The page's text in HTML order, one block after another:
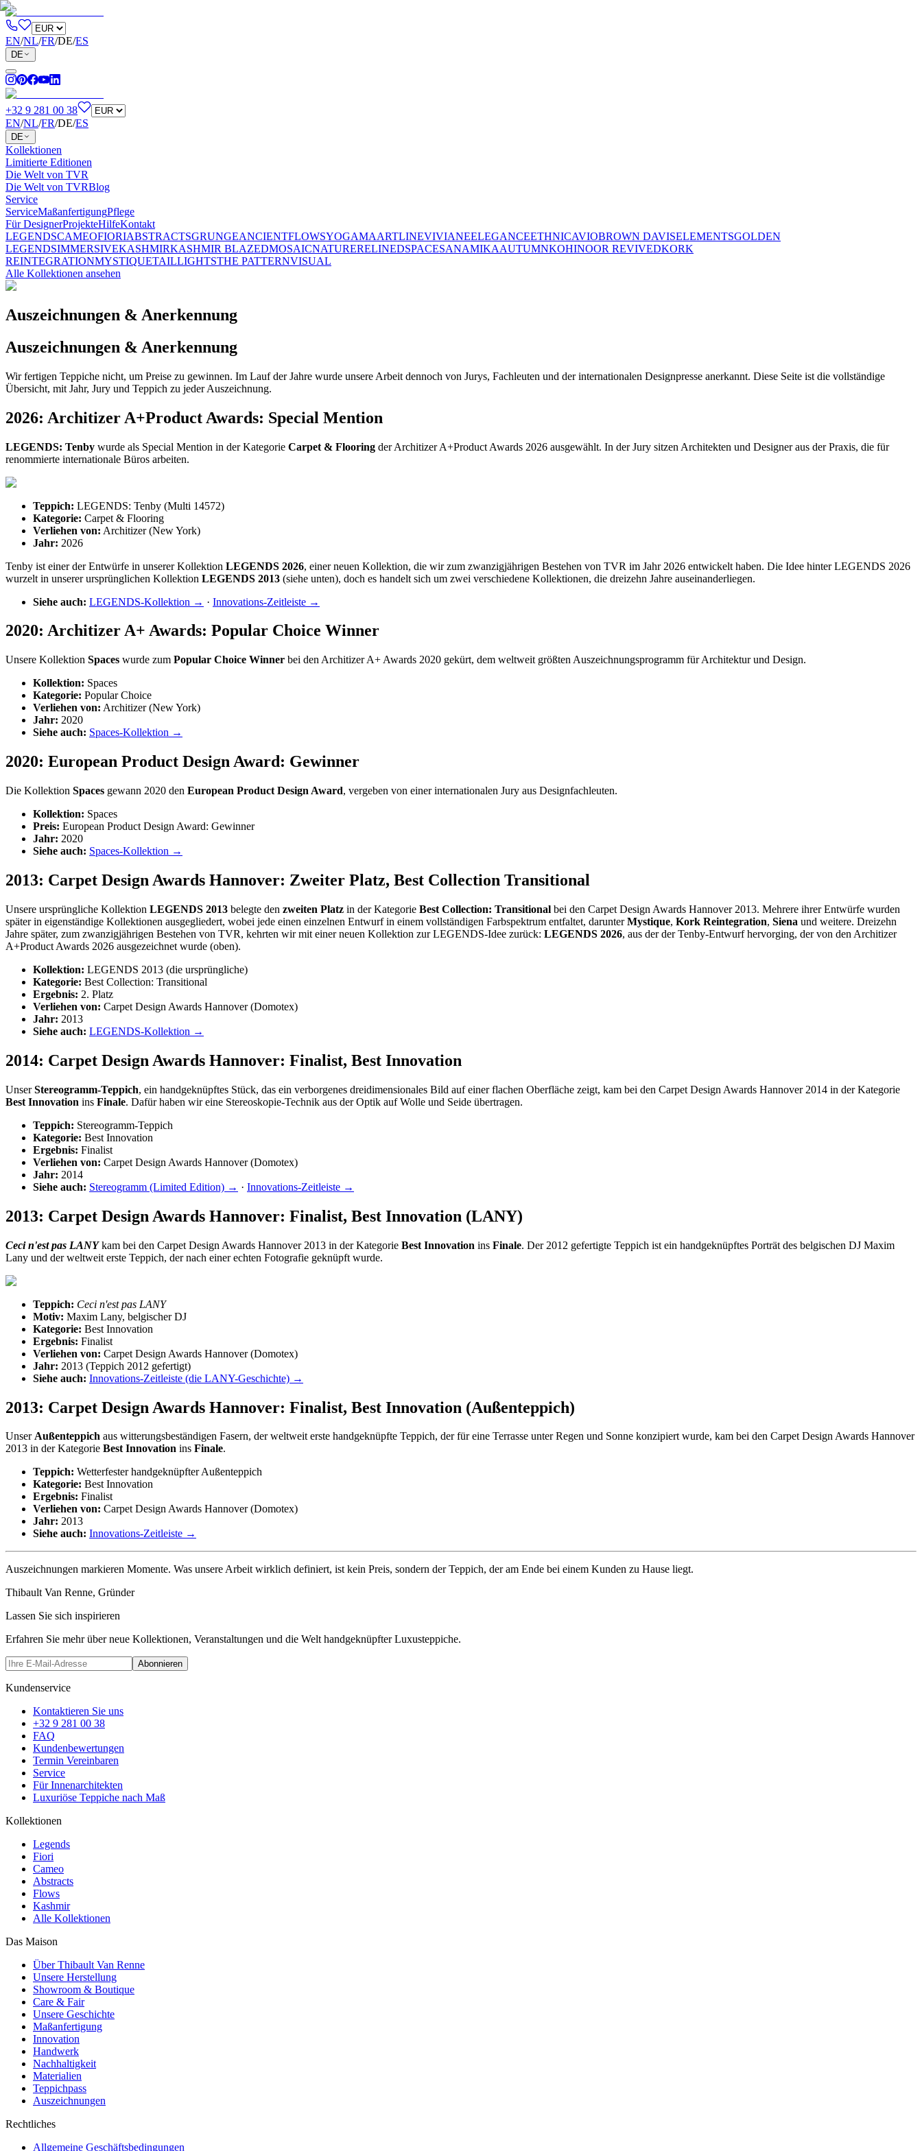
EN/NL/FR/DE/ES
DE
+32 9 281 00 38
EN/NL/FR/DE/ES
DE
Kollektionen
Limitierte Editionen
Die Welt von TVR
Die Welt von TVRBlog
Service
ServiceMaßanfertigungPflege
Für DesignerProjekteHilfeKontakt
LEGENDSCAMEOFIORIABSTRACTSGRUNGEANCIENTFLOWSYOGAMAARTLINEVIVIANEELEGANCEETHNICAVIOBROWN DAVISELEMENTSGOLDEN
LEGENDSIMMERSIVEKASHMIRKASHMIR BLAZEDMOSAICNATURERELINEDSPACESANAMIKAAUTUMNKOHINOOR REVIVEDKORK
REINTEGRATIONMYSTIQUETAILLIGHTSTHE PATTERNVISUAL
Alle Kollektionen ansehen
Auszeichnungen & Anerkennung
Auszeichnungen & Anerkennung
Wir fertigen Teppiche nicht, um Preise zu gewinnen. Im Lauf der Jahre wurde unsere Arbeit dennoch von Jurys, Fachleuten und der internationalen Designpresse anerkannt. Diese Seite ist die vollständige
Übersicht, mit Jahr, Jury und Teppich zu jeder Auszeichnung.
2026: Architizer A+Product Awards: Special Mention
LEGENDS: Tenby wurde als Special Mention in der Kategorie Carpet & Flooring der Architizer A+Product Awards 2026 ausgewählt. In der Jury sitzen Architekten und Designer aus der Praxis, die für
renommierte internationale Büros arbeiten.
Teppich: LEGENDS: Tenby (Multi 14572)
Kategorie: Carpet & Flooring
Verliehen von: Architizer (New York)
Jahr: 2026
Tenby ist einer der Entwürfe in unserer Kollektion LEGENDS 2026, einer neuen Kollektion, die wir zum zwanzigjährigen Bestehen von TVR im Jahr 2026 entwickelt haben. Die Idee hinter LEGENDS 2026
wurzelt in unserer ursprünglichen Kollektion LEGENDS 2013 (siehe unten), doch es handelt sich um zwei verschiedene Kollektionen, die dreizehn Jahre auseinanderliegen.
Siehe auch: LEGENDS-Kollektion → · Innovations-Zeitleiste →
2020: Architizer A+ Awards: Popular Choice Winner
Unsere Kollektion Spaces wurde zum Popular Choice Winner bei den Architizer A+ Awards 2020 gekürt, dem weltweit größten Auszeichnungsprogramm für Architektur und Design.
Kollektion: Spaces
Kategorie: Popular Choice
Verliehen von: Architizer (New York)
Jahr: 2020
Siehe auch: Spaces-Kollektion →
2020: European Product Design Award: Gewinner
Die Kollektion Spaces gewann 2020 den European Product Design Award, vergeben von einer internationalen Jury aus Designfachleuten.
Kollektion: Spaces
Preis: European Product Design Award: Gewinner
Jahr: 2020
Siehe auch: Spaces-Kollektion →
2013: Carpet Design Awards Hannover: Zweiter Platz, Best Collection Transitional
Unsere ursprüngliche Kollektion LEGENDS 2013 belegte den zweiten Platz in der Kategorie Best Collection: Transitional bei den Carpet Design Awards Hannover 2013. Mehrere ihrer Entwürfe wurden
später in eigenständige Kollektionen ausgegliedert, wobei jede einen einzelnen Entwurf in einem vollständigen Farbspektrum entfaltet, darunterMystique, Kork Reintegration, Siena und weitere. Dreizehn
Jahre später, zum zwanzigjährigen Bestehen von TVR, kehrten wir mit einer neuen Kollektion zur LEGENDS-Idee zurück: LEGENDS 2026, aus der der Tenby-Entwurf hervorging, der von den Architizer
A+Product Awards 2026 ausgezeichnet wurde (oben).
Kollektion: LEGENDS 2013 (die ursprüngliche)
Kategorie: Best Collection: Transitional
Ergebnis: 2. Platz
Verliehen von: Carpet Design Awards Hannover (Domotex)
Jahr: 2013
Siehe auch: LEGENDS-Kollektion →
2014: Carpet Design Awards Hannover: Finalist, Best Innovation
UnserStereogramm-Teppich, ein handgeknüpftes Stück, das ein verborgenes dreidimensionales Bild auf einer flachen Oberfläche zeigt, kam bei den Carpet Design Awards Hannover 2014 in der Kategorie
Best Innovation ins Finale. Dafür haben wir eine Stereoskopie-Technik aus der Optik auf Wolle und Seide übertragen.
Teppich: Stereogramm-Teppich
Kategorie: Best Innovation
Ergebnis: Finalist
Verliehen von: Carpet Design Awards Hannover (Domotex)
Jahr: 2014
Siehe auch: Stereogramm (Limited Edition) → · Innovations-Zeitleiste →
2013: Carpet Design Awards Hannover: Finalist, Best Innovation (LANY)
Ceci n'est pas LANYkam bei den Carpet Design Awards Hannover 2013 in der Kategorie Best Innovation ins Finale. Der 2012 gefertigte Teppich ist ein handgeknüpftes Porträt des belgischen DJ Maxim
Lany und der weltweit erste Teppich, der nach einer echten Fotografie geknüpft wurde.
Teppich: Ceci n'est pas LANY
Motiv: Maxim Lany, belgischer DJ
Kategorie: Best Innovation
Ergebnis: Finalist
Verliehen von: Carpet Design Awards Hannover (Domotex)
Jahr: 2013 (Teppich 2012 gefertigt)
Siehe auch: Innovations-Zeitleiste (die LANY-Geschichte) →
2013: Carpet Design Awards Hannover: Finalist, Best Innovation (Außenteppich)
UnserAußenteppich aus witterungsbeständigen Fasern, der weltweit erste handgeknüpfte Teppich, der für eine Terrasse unter Regen und Sonne konzipiert wurde, kam bei den Carpet Design Awards Hannover
2013 in der Kategorie Best Innovation ins Finale.
Teppich: Wetterfester handgeknüpfter Außenteppich
Kategorie: Best Innovation
Ergebnis: Finalist
Verliehen von: Carpet Design Awards Hannover (Domotex)
Jahr: 2013
Siehe auch: Innovations-Zeitleiste →
Auszeichnungen markieren Momente. Was unsere Arbeit wirklich definiert, ist kein Preis, sondern der Teppich, der am Ende bei einem Kunden zu Hause liegt.
Thibault Van Renne, Gründer
Lassen Sie sich inspirieren
Erfahren Sie mehr über neue Kollektionen, Veranstaltungen und die Welt handgeknüpfter Luxusteppiche.
Abonnieren
Kundenservice
Kontaktieren Sie uns
+32 9 281 00 38
FAQ
Kundenbewertungen
Termin Vereinbaren
Service
Für Innenarchitekten
Luxuriöse Teppiche nach Maß
Kollektionen
Legends
Fiori
Cameo
Abstracts
Flows
Kashmir
Alle Kollektionen
Das Maison
Über Thibault Van Renne
Unsere Herstellung
Showroom & Boutique
Care & Fair
Unsere Geschichte
Maßanfertigung
Innovation
Handwerk
Nachhaltigkeit
Materialien
Teppichpass
Auszeichnungen
Rechtliches
Allgemeine Geschäftsbedingungen